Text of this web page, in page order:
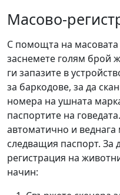
Масово-
С помощта на
заснемете голям брой
ги запазите в
за баркодове, за да
номера на ушната
паспортите на
автоматично и
следващия паспорт. За
регистрация на
начин: